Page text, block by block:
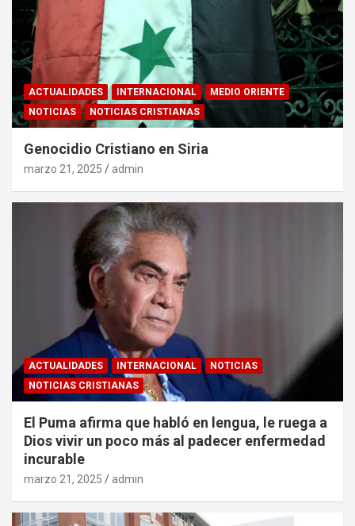
ACTUALIDADES INTERNACIONAL
MEDIO ORIENTE
NOTICIAS
NOTICIAS CRISTIANAS
Genocidio Cristiano en Siria
marzo 21, 2025 admin
ACTUALIDADES INTERNACIONAL
NOTICIAS
NOTICIAS CRISTIANAS
El Puma afirma que habló en lengua, le ruega a
Dios vivir un poco más al padecer enfermedad
incurable
marzo 21, 2025 admin